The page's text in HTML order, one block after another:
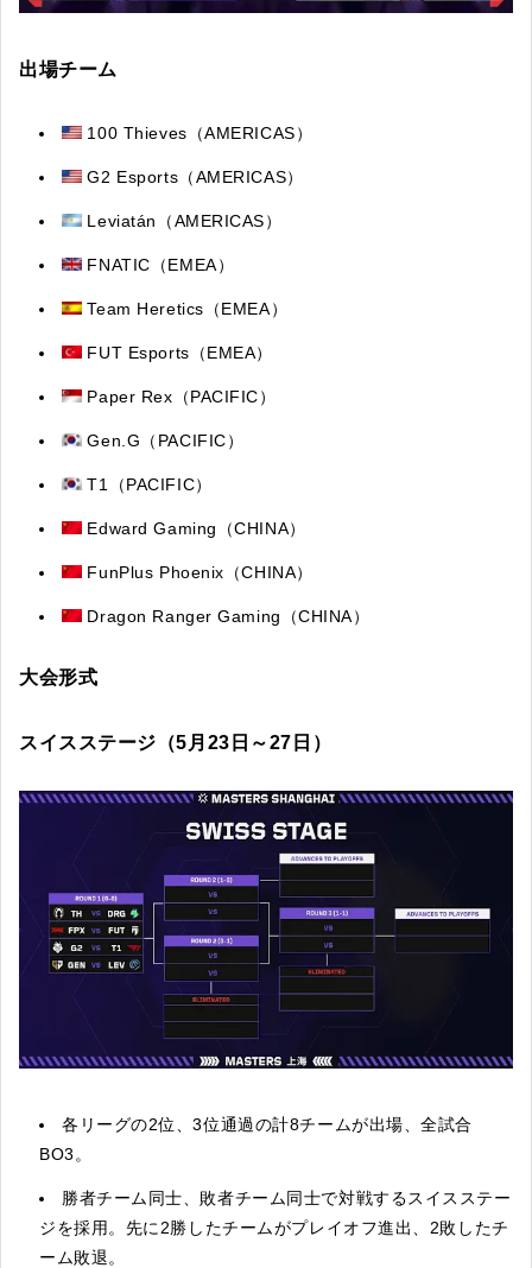
出場チーム
100 Thieves （AMERICAS）
G2 Esports（AMERICAS）
Leviatán （AMERICAS）
FNATIC（EMEA）
Team Heretics （EMEA）
FUT Esports （EMEA）
Paper Rex （PACIFIC）
Gen.G （PACIFIC）
T1（PACIFIC）
Edward Gaming（CHINA）
FunPlus Phoenix（CHINA）
Dragon Ranger Gaming（CHINA）
大会形式
スイスステージ（5月23日～27日）
各リーグの2位、3位通過の計8チームが出場、全試合
BO3。
勝者チーム同士、敗者チーム同士で対戦するスイスステー
ジを採用。先に2勝したチームがプレイオフ進出、2敗したチ
ーム敗退。